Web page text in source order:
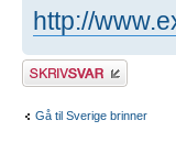
http://
Skriv et svar
Gå til Sverige brinner